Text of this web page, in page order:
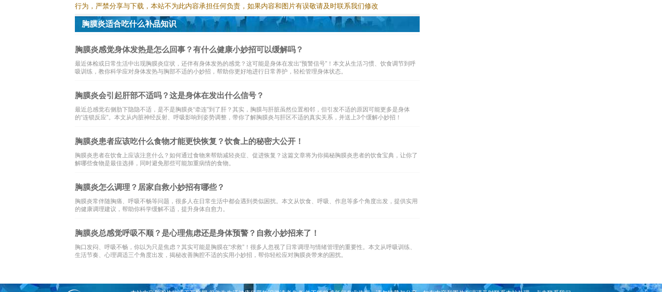
行为，严禁分享与下载，本站不为此内容承担任何负责，如果内容和图片有误敬请及时联系我们修改
胸膜炎适合吃什么补品知识
胸膜炎感觉身体发热是怎么回事？有什么健康小妙招可以缓解吗？
最近体检或日常生活中出现胸膜炎症状，还伴有身体发热的感觉？这可能是身体在发出“预警信号”！本文从生活习惯、饮食调节到呼
吸训练，教你科学应对身体发热与胸部不适的小妙招，帮助你更好地进行日常养护，轻松管理身体状态。
胸膜炎会引起肝部不适吗？这是身体在发出什么信号？
最近总感觉右侧肋下隐隐不适，是不是胸膜炎“牵连”到了肝？其实，胸膜与肝脏虽然位置相邻，但引发不适的原因可能更多是身体
的“连锁反应”。本文从内脏神经反射、呼吸影响到姿势调整，带你了解胸膜炎与肝区不适的真实关系，并送上3个缓解小妙招！
胸膜炎患者应该吃什么食物才能更快恢复？饮食上的秘密大公开！
胸膜炎患者在饮食上应该注意什么？如何通过食物来帮助减轻炎症、促进恢复？这篇文章将为你揭秘胸膜炎患者的饮食宝典，让你了
解哪些食物是最佳选择，同时避免那些可能加重病情的食物。
胸膜炎怎么调理？居家自救小妙招有哪些？
胸膜炎常伴随胸痛、呼吸不畅等问题，很多人在日常生活中都会遇到类似困扰。本文从饮食、呼吸、作息等多个角度出发，提供实用
的健康调理建议，帮助你科学缓解不适，提升身体自愈力。
胸膜炎总感觉呼吸不顺？是心理焦虑还是身体预警？自救小妙招来了！
胸口发闷、呼吸不畅，你以为只是焦虑？其实可能是胸膜在“求救”！很多人忽视了日常调理与情绪管理的重要性。本文从呼吸训练、
生活节奏、心理调适三个角度出发，揭秘改善胸腔不适的实用小妙招，帮你轻松应对胸膜炎带来的困扰。